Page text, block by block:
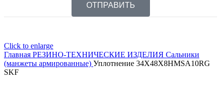
ОТПРАВИТЬ
Click to enlarge
Главная РЕЗИНО-ТЕХНИЧЕСКИЕ ИЗДЕЛИЯ Сальники
(манжеты армированные) Уплотнение 34X48X8HMSA10RG
SKF